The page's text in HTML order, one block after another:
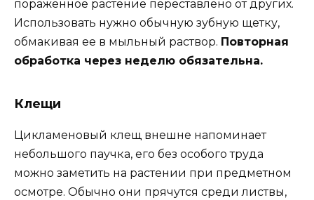
пораженное растение переставлено от других.
Использовать нужно обычную зубную щетку,
обмакивая ее в мыльный раствор. Повторная
обработка через неделю обязательна.
Клещи
Цикламеновый клещ внешне напоминает
небольшого паучка, его без особого труда
можно заметить на растении при предметном
осмотре. Обычно они прячутся среди листвы,